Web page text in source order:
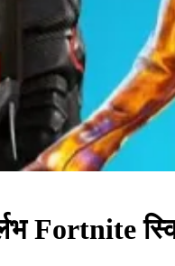
Fortnite